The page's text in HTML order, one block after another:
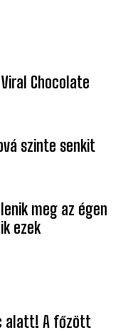
Chocolate
szinte senkit
ezek